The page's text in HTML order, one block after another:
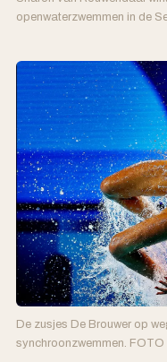
openwaterzwemmen in de
De zusjes De Brouwer op
synchroonzwemmen. FOTO